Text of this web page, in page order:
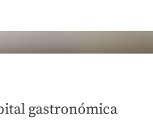
gastronómica